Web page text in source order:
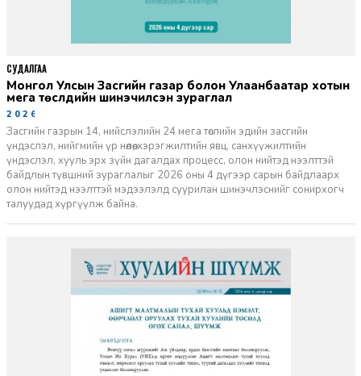
Монгол Улсын Засгийн газар болон Улаанбаатар хотын
мега төслүүдийн шинэчилсэн зураглал
2026-06-29
Засгийн газрын 14, нийслэлийн 24 мега төслийн эдийн засгийн
үндэслэл, нийгмийн үр нөлөө, хэрэгжилтийн явц, санхүүжилтийн
үндэслэл, хууль эрх зүйн дагалдах процесс, олон нийтэд нээлттэй
байдлын түвшний зураглалыг 2026 оны 4 дүгээр сарын байдлаарх
олон нийтэд нээлттэй мэдээлэлд суурилан шинэчлэснийг сонирхогч
талуудад хүргүүлж байна.
СУДАЛГАА